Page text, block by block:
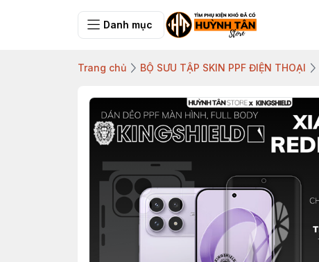
Danh mục
Trang chủ BỘ SƯU TẬP SKIN PPF ĐIỆN THOẠI